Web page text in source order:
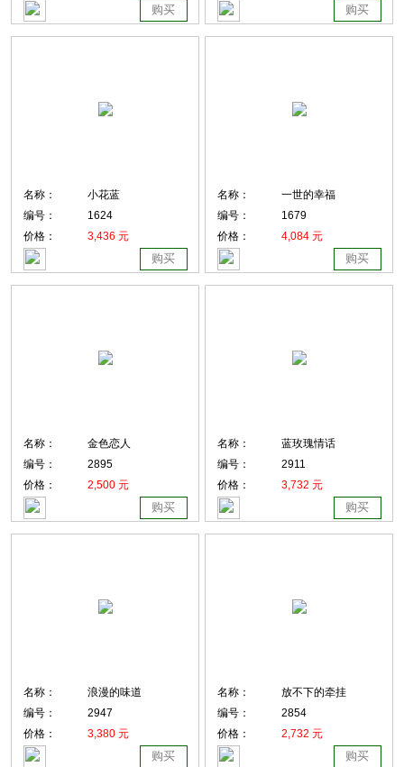
购买 购买
名称：
小花蓝
编号：
1624
价格：
3,436 元
购买
名称：
一世的幸福
编号：
1679
价格：
4,084 元
购买
名称：
金色恋人
编号：
2895
价格：
2,500 元
购买
名称：
蓝玫瑰情话
编号：
2911
价格：
3,732 元
购买
名称：
浪漫的味道
编号：
2947
价格：
3,380 元
购买
名称：
放不下的牵挂
编号：
2854
价格：
2,732 元
购买